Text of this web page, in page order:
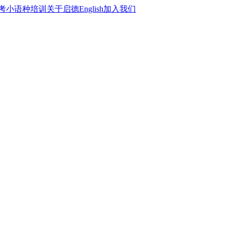
小语种培训 关于启德English加入我们